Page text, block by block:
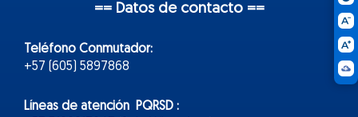
== Datos de contacto ==
Teléfono Conmutador:
+57 (605) 5897868
Líneas de atención PQRSD :